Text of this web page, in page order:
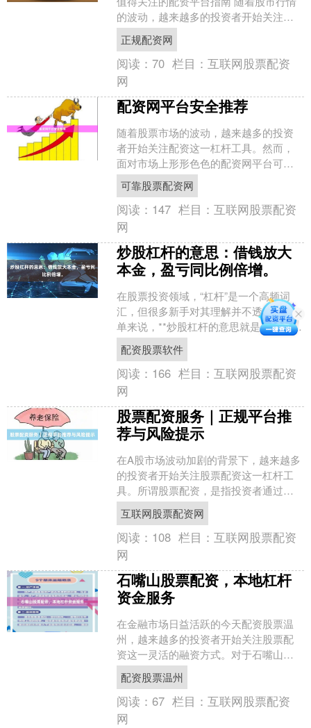
的波动，越来越多的投资者开始关注股
票配资这一杠杆工具。然而，面对市场
上层出不穷的配....
正规配资网
阅读：70 栏目：互联网股票配资
网
配资网平台安全推荐
随着股票市场的波动，越来越多的投资
者开始关注配资这一杠杆工具。然而，
面对市场上形形色色的配资网平台可靠
股票配资网，如何挑选安全可靠的服务
商成为投资者最关心的问题....
可靠股票配资网
阅读： 147 栏目：互联网股票配资
网
炒股杠杆的意思：借钱放大
本金，盈亏同比例倍增。
在股票投资领域，“杠杆”是一个高频词
汇，但很多新手对其理解并不透彻。简
单来说，**炒股杠杆的意思就是借钱放大
本金，盈亏同比例倍增**。本文将用通俗
易懂的方式，为....
配资股票软件
阅读： 166 栏目：互联网股票配资
网
股票配资服务｜正规平台推
荐与风险提示
在A股市场波动加剧的背景下，越来越多
的投资者开始关注股票配资这一杠杆工
具。所谓股票配资，是指投资者通过向
配资平台缴纳一定比例保证金，获得放
大数倍资金进行股票交易....
互联网股票配资网
阅读： 108 栏目：互联网股票配资
网
石嘴山股票配资，本地杠杆
资金服务
在金融市场日益活跃的今天配资股票温
州，越来越多的投资者开始关注股票配
资这一灵活的融资方式。对于石嘴山的
投资者而言，选择本地配资服务不仅能
够享受便捷的沟通体验，更....
配资股票温州
阅读：67 栏目：互联网股票配资
网